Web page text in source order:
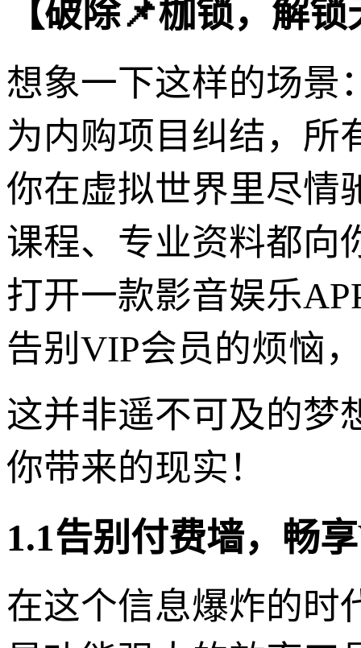
【破除📌枷锁，解
想象一下这样的场景
为内购项目纠结，所
你在虚拟世界里尽情
课程、专业资料都向
打开一款影音娱乐
告别VIP会员的烦恼
这并非遥不可及的梦
你带来的现实！
1.1告别付费墙，畅
在这个信息爆炸的时